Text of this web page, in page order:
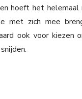
hoeft het
met zich mee
ook voor